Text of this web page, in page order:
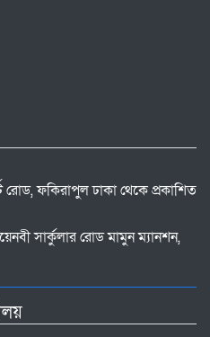
ফকিরাপুল ঢাকা থেকে প্রকাশিত
সার্কুলার রোড মামুন ম্যানশন,